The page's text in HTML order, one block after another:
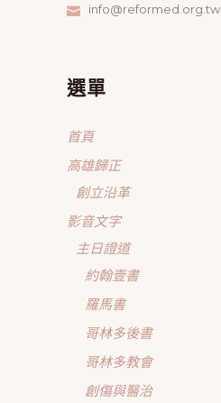
info@reformed.org.tw
選單
首頁
高雄歸正
創立沿革
影音文字
主日證道
約翰壹書
羅馬書
哥林多後書
哥林多教會
創傷與醫治